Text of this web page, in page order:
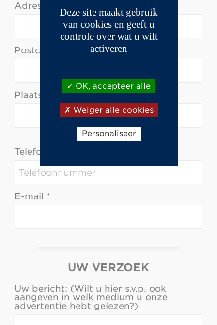
Adres *
Postcode *
Plaats *
Telefoon *
E-mail *
UW VERZOEK
Uw bericht: (Wilt u hier s.v.p. ook
aangeven in welk medium u onze
advertentie hebt gelezen?)
Deze site maakt gebruik
van cookies en geeft u
controle over wat u wilt
activeren
OK, accepteer alle
Weiger alle cookies
Personaliseer